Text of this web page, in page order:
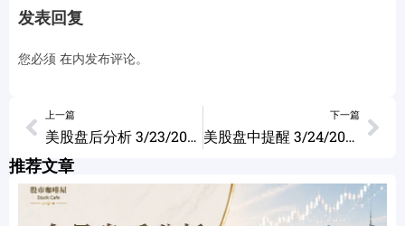
发表回复
您必须 在内发布评论。
上一篇
美股盘后分析 3/23/2023
下一篇
美股盘中提醒 3/24/2023
推荐文章